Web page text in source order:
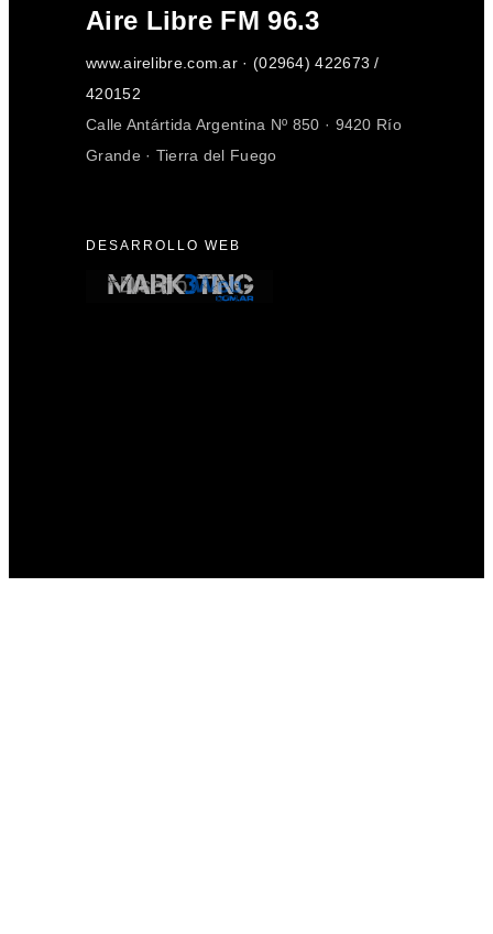
Aire Libre FM 96.3
www.airelibre.com.ar · (02964) 422673 /
420152
Calle Antártida Argentina Nº 850 · 9420 Río
Grande · Tierra del Fuego
DESARROLLO WEB